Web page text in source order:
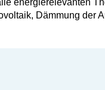
energierelevanten
Dämmung